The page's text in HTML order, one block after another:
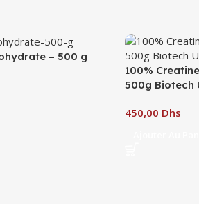
– 500 g
100%
500g Biotech
Dhs